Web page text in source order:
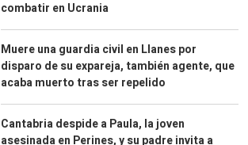
combatir en Ucrania
Muere una guardia civil en Llanes por
disparo de su expareja, también agente, que
acaba muerto tras ser repelido
Cantabria despide a Paula, la joven
asesinada en Perines, y su padre invita a